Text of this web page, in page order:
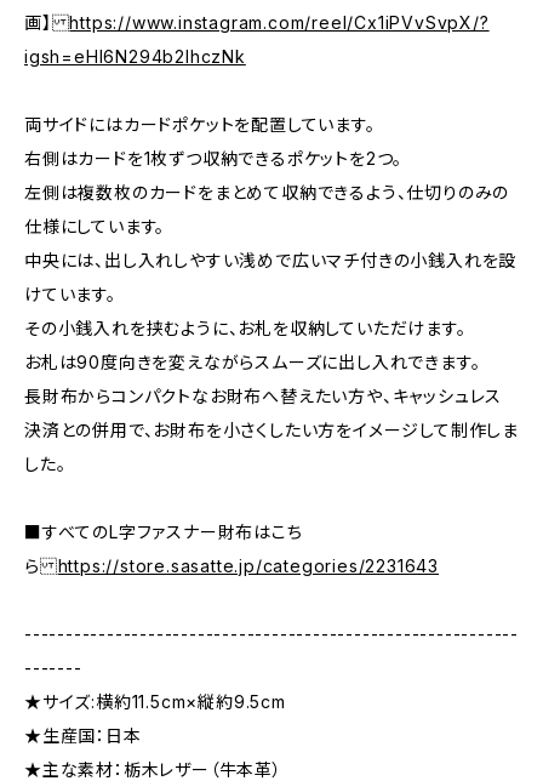
画】https://www.instagram.com/reel/Cx1iPVvSvpX/?
igsh=eHl6N294b2lhczNk
両サイドにはカードポケットを配置しています。
右側はカードを1枚ずつ収納できるポケットを2つ。
左側は複数枚のカードをまとめて収納できるよう、仕切りのみの
仕様にしています。
中央には、出し入れしやすい浅めで広いマチ付きの小銭入れを設
けています。
その小銭入れを挟むように、お札を収納していただけます。
お札は90度向きを変えながらスムーズに出し入れできます。
長財布からコンパクトなお財布へ替えたい方や、キャッシュレス
決済との併用で、お財布を小さくしたい方をイメージして制作しま
した。
■すべてのL字ファスナー財布はこち
らhttps://store.sasatte.jp/categories/2231643
------------------------------------------------------------
-------
★サイズ:横約11.5cm×縦約9.5cm
★生産国：日本
★主な素材：栃木レザー（牛本革）